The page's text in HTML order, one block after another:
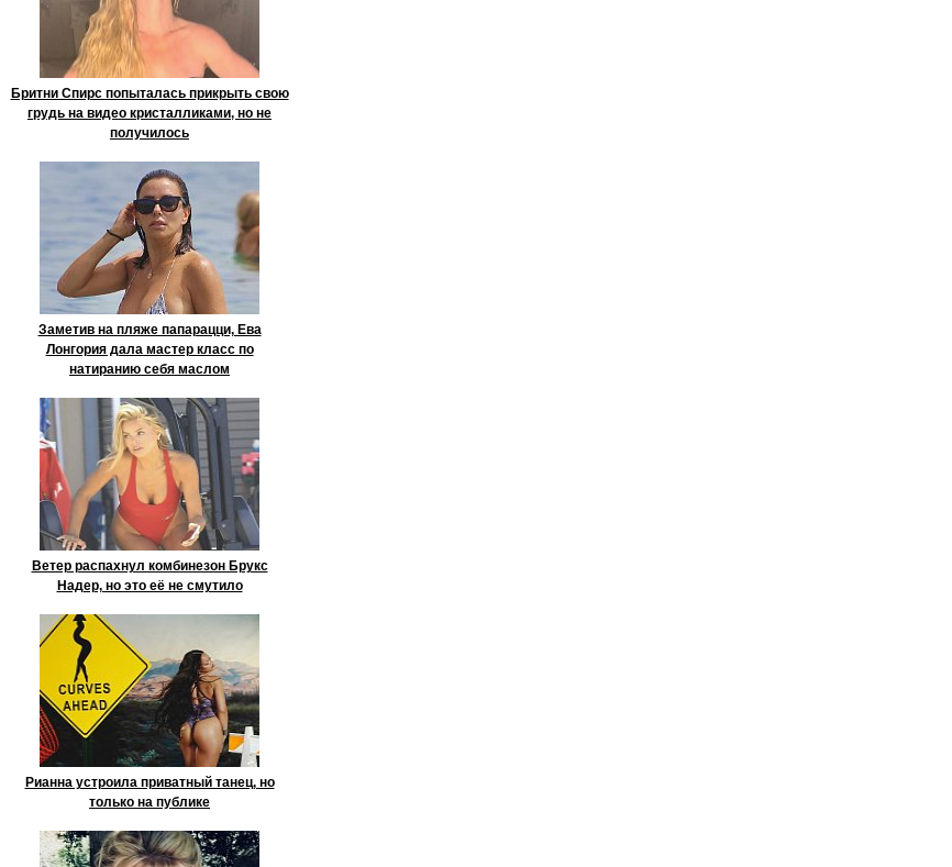
Бритни Спирс попыталась прикрыть свою
грудь на видео кристалликами, но не
получилось
Заметив на пляже папарацци, Ева
Лонгория дала мастер класс по
натиранию себя маслом
Ветер распахнул комбинезон Брукс
Надер, но это её не смутило
Рианна устроила приватный танец, но
только на публике